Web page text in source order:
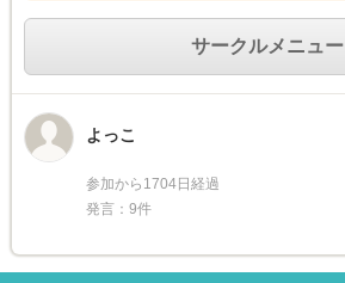
サークルメニュー
よっこ
参加から1704日経過
発言：9件